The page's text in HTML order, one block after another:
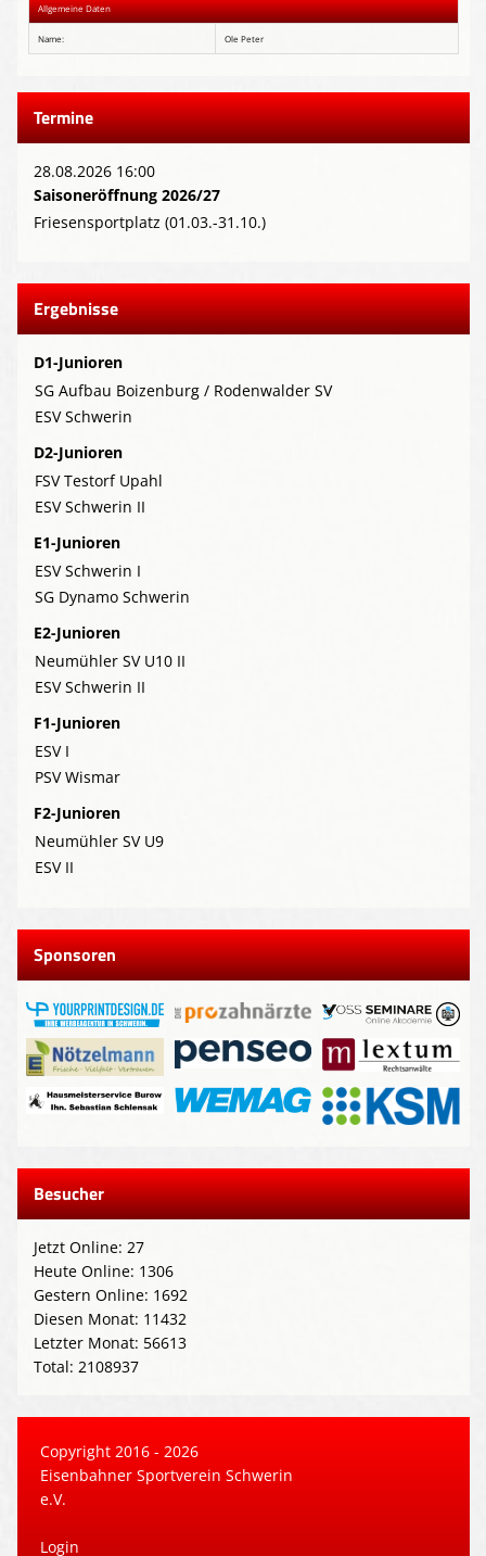
Allgemeine Daten
Name: Ole Peter
Termine
28.08.2026 16:00
Saisoneröffnung 2026/27
Friesensportplatz (01.03.-31.10.)
Ergebnisse
D1-Junioren
SG Aufbau Boizenburg / Rodenwalder SV
ESV Schwerin
D2-Junioren
FSV Testorf Upahl
ESV Schwerin II
E1-Junioren
ESV Schwerin I
SG Dynamo Schwerin
E2-Junioren
Neumühler SV U10 II
ESV Schwerin II
F1-Junioren
ESV I
PSV Wismar
F2-Junioren
Neumühler SV U9
ESV II
Sponsoren
Besucher
Jetzt Online: 27
Heute Online: 1306
Gestern Online: 1692
Diesen Monat: 11432
Letzter Monat: 56613
Total: 2108937
Copyright 2016 - 2026
Eisenbahner Sportverein Schwerin
e.V.
Login